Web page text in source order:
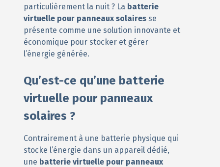
particulièrement la nuit ? La batterie
virtuelle pour panneaux solaires se
présente comme une solution innovante et
économique pour stocker et gérer
l’énergie générée.
Qu’est-ce qu’une batterie
virtuelle pour panneaux
solaires ?
Contrairement à une batterie physique qui
stocke l’énergie dans un appareil dédié,
une batterie virtuelle pour panneaux